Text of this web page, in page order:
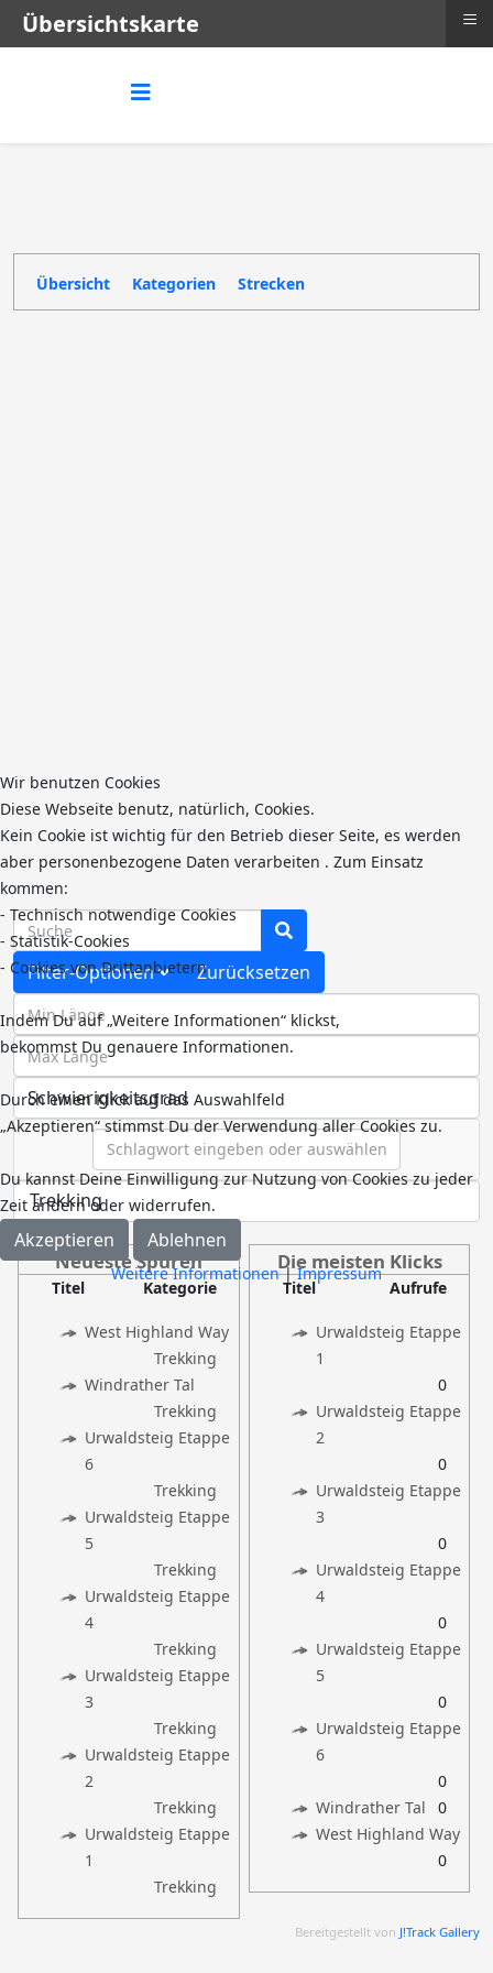
Übersicht Kategorien Strecken
COM_BANNERS_SEARCH_IN_TITLE
Filter-Optionen Zurücksetzen
Streckenlänge
Schlagwörter
Neueste Spuren
Titel Kategorie
West Highland Way
Trekking
Windrather Tal
Trekking
Urwaldsteig Etappe
6
Trekking
Urwaldsteig Etappe
5
Trekking
Urwaldsteig Etappe
4
Trekking
Urwaldsteig Etappe
3
Trekking
Urwaldsteig Etappe
2
Trekking
Urwaldsteig Etappe
1
Trekking
Die meisten Klicks
Titel Aufrufe
Urwaldsteig Etappe
1
0
Urwaldsteig Etappe
2
0
Urwaldsteig Etappe
3
0
Urwaldsteig Etappe
4
0
Urwaldsteig Etappe
5
0
Urwaldsteig Etappe
6
0
Windrather Tal
0
West Highland Way
0
Bereitgestellt von J!Track Gallery
Wir benutzen Cookies
Diese Webseite benutz, natürlich, Cookies.
Kein Cookie ist wichtig für den Betrieb dieser Seite, es werden
aber personenbezogene Daten verarbeiten . Zum Einsatz
kommen:
- Technisch notwendige Cookies
- Statistik-Cookies
- Cookies von Drittanbietern
Indem Du auf „Weitere Informationen“ klickst,
bekommst Du genauere Informationen.
Durch einen Klick auf das Auswahlfeld
„Akzeptieren“ stimmst Du der Verwendung aller Cookies zu.
Du kannst Deine Einwilligung zur Nutzung von Cookies zu jeder
Zeit ändern oder widerrufen.
Akzeptieren Ablehnen
Weitere Informationen|Impressum
Übersichtskarte ≡